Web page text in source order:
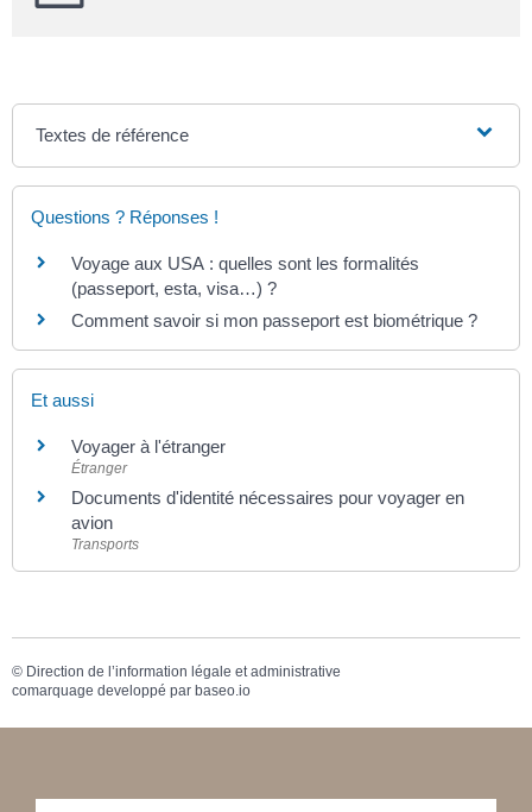
Textes de référence
Questions ? Réponses !
Voyage aux USA : quelles sont les formalités
(passeport, esta, visa…) ?
Comment savoir si mon passeport est biométrique ?
Et aussi
Voyager à l'étranger
Étranger
Documents d'identité nécessaires pour voyager en
avion
Transports
© Direction de l’information légale et administrative
comarquage developpé par baseo.io